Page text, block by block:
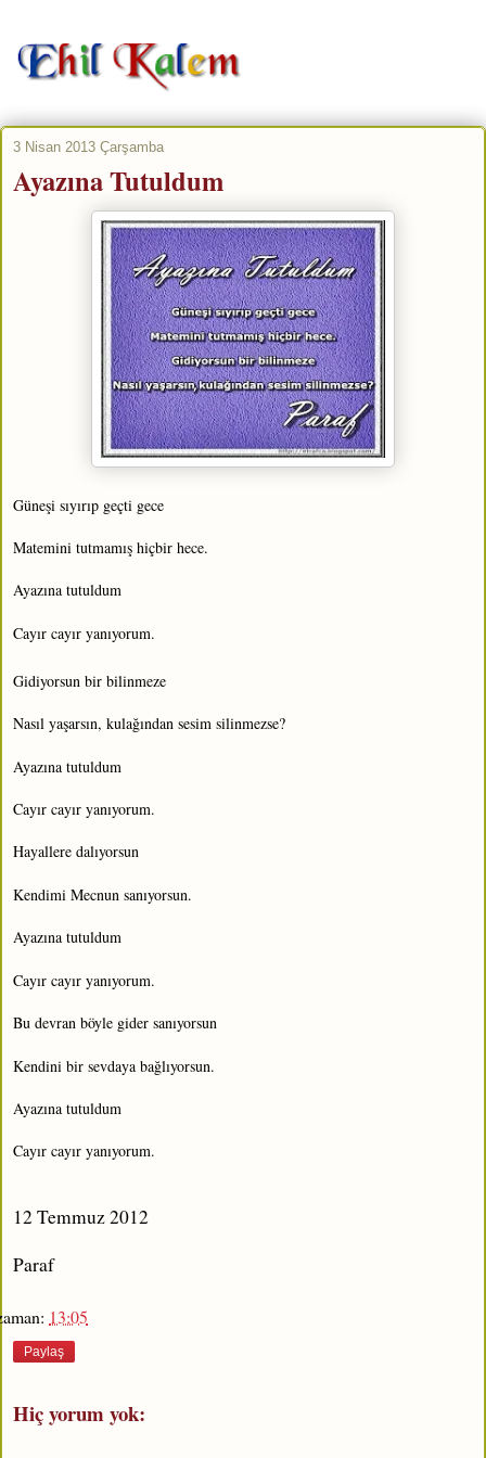
3 Nisan 2013 Çarşamba
Ayazına Tutuldum
Güneşi sıyırıp geçti gece
Matemini tutmamış hiçbir hece.
Ayazına tutuldum
Cayır cayır yanıyorum.
Gidiyorsun bir bilinmeze
Nasıl yaşarsın, kulağından sesim silinmezse?
Ayazına tutuldum
Cayır cayır yanıyorum.
Hayallere dalıyorsun
Kendimi Mecnun sanıyorsun.
Ayazına tutuldum
Cayır cayır yanıyorum.
Bu devran böyle gider sanıyorsun
Kendini bir sevdaya bağlıyorsun.
Ayazına tutuldum
Cayır cayır yanıyorum.
12 Temmuz 2012
Paraf
13:05
Paylaş
Hiç yorum yok: